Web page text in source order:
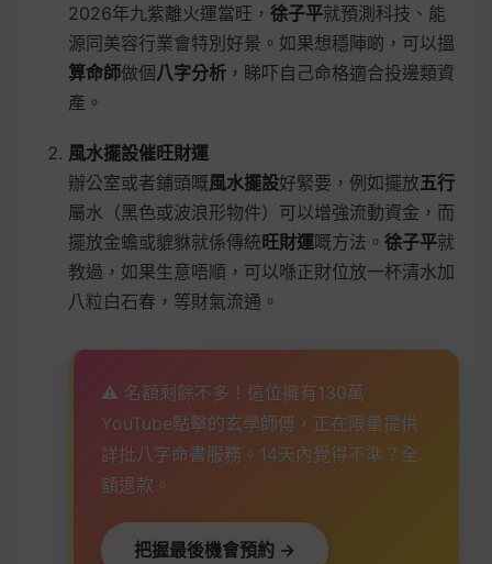
2026年九紫離火運當旺， 徐子平就預測科技、能
源同美容行業會特別好景。如果想穩陣啲，可以搵
算命師做個八字分析 ，睇吓自己命格適合投邊類資
產。
風水擺設催旺財運
辦公室或者鋪頭嘅風水擺設好緊要，例如擺放五行
屬水（黑色或波浪形物件）可以增強流動資金，而
擺放金蟾或貔貅就係傳統旺財運嘅方法。 徐子平就
教過，如果生意唔順，可以喺正財位放一杯清水加
八粒白石春，等財氣流通。
⚠️ 名額剩餘不多！這位擁有130萬
YouTube點擊的玄學師傅，正在限量提供
詳批八字命書服務。14天內覺得不準？全
額退款。
把握最後機會預約 →